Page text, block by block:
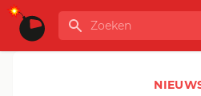
Ga naar de inhoud
GLOBALINFO
Zoeken